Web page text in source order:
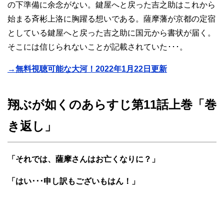
の下準備に余念がない。鍵屋へと戻った吉之助はこれから
始まる斉彬上洛に胸躍る想いである。薩摩藩が京都の定宿
としている鍵屋へと戻った吉之助に国元から書状が届く。
そこには信じられないことが記載されていた･･･。
→無料視聴可能な大河！2022年1月22日更新
翔ぶが如くのあらすじ第11話上巻「巻
き返し」
「それでは、薩摩さんはお亡くなりに？」
「はい･･･申し訳もございもはん！」